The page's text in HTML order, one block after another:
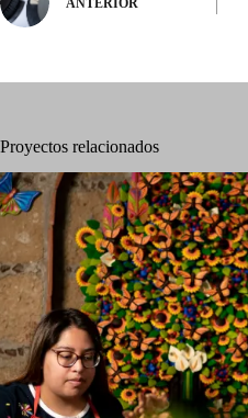
ANTERIOR
Proyectos relacionados